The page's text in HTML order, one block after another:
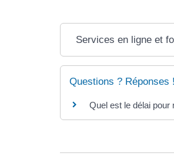
Services en ligne et
Questions ? Réponses !
Quel est le délai pour